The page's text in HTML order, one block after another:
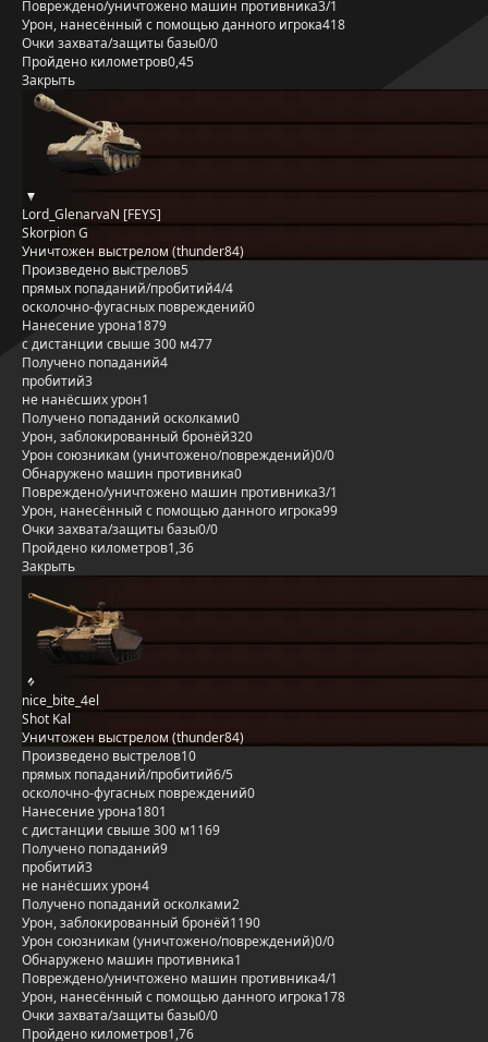
Повреждено/уничтожено машин противника3/1
Урон, нанесённый с помощью данного игрока418
Очки захвата/защиты базы0/0
Пройдено километров0,45
Закрыть
Lord_GlenarvaN [FEYS]
Skorpion G
Уничтожен выстрелом (thunder84)
Произведено выстрелов5
прямых попаданий/пробитий4/4
осколочно-фугасных повреждений0
Нанесение урона1879
с дистанции свыше 300 м477
Получено попаданий4
пробитий3
не нанёсших урон1
Получено попаданий осколками0
Урон, заблокированный бронёй320
Урон союзникам (уничтожено/повреждений)0/0
Обнаружено машин противника0
Повреждено/уничтожено машин противника3/1
Урон, нанесённый с помощью данного игрока99
Очки захвата/защиты базы0/0
Пройдено километров1,36
Закрыть
nice_bite_4el
Shot Kal
Уничтожен выстрелом (thunder84)
Произведено выстрелов10
прямых попаданий/пробитий6/5
осколочно-фугасных повреждений0
Нанесение урона1801
с дистанции свыше 300 м1169
Получено попаданий9
пробитий3
не нанёсших урон4
Получено попаданий осколками2
Урон, заблокированный бронёй1190
Урон союзникам (уничтожено/повреждений)0/0
Обнаружено машин противника1
Повреждено/уничтожено машин противника4/1
Урон, нанесённый с помощью данного игрока178
Очки захвата/защиты базы0/0
Пройдено километров1,76